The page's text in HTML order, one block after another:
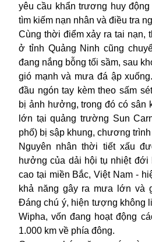
yêu cầu khẩn trương huy
tìm kiếm nạn nhân và điều tra
Cùng thời điểm xảy ra tai nạn,
ở tỉnh Quảng Ninh cũng
đang nắng bỗng tối sầm, sau
gió mạnh và mưa đá ập
đầu ngón tay kèm theo sấm
bị ảnh hưởng, trong đó có sân
lớn tại quảng trường Sun
phố) bị sập khung, chương
Nguyên nhân thời tiết xấu
hưởng của dải hội tụ nhiệt
cao tại miền Bắc, Việt Nam -
khả năng gây ra mưa lớn và
Đáng chú ý, hiện tượng không
Wipha, vốn đang hoạt động
1.000 km về phía đông.